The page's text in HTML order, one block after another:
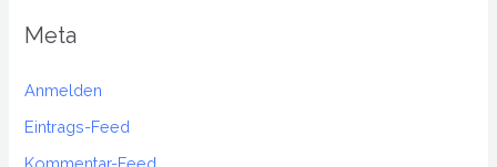
Meta
Anmelden
Eintrags-Feed
Kommentar-Feed